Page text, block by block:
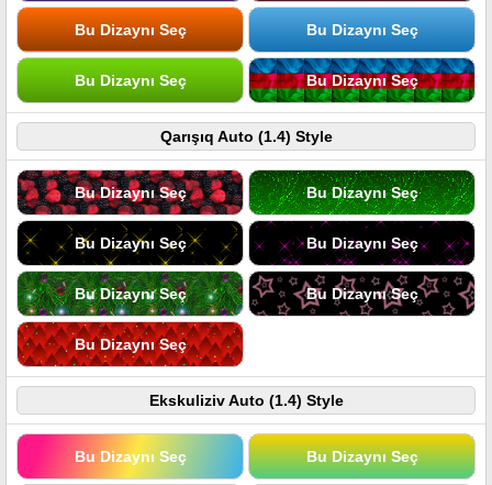
Bu Dizaynı Seç Bu Dizaynı Seç
Bu Dizaynı Seç Bu Dizaynı Seç
Qarışıq Auto (1.4) Style
Bu Dizaynı Seç Bu Dizaynı Seç
Bu Dizaynı Seç Bu Dizaynı Seç
Bu Dizaynı Seç Bu Dizaynı Seç
Bu Dizaynı Seç
Ekskuliziv Auto (1.4) Style
Bu Dizaynı Seç Bu Dizaynı Seç